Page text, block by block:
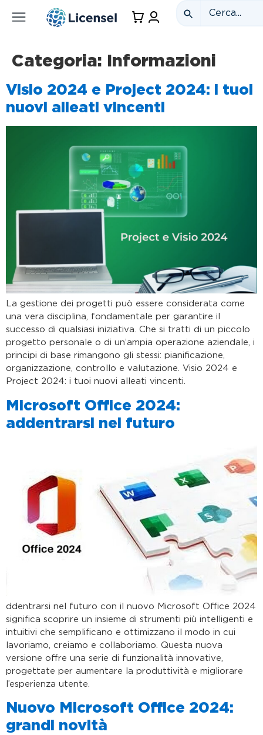
Categoria: Informazioni
Visio 2024 e Project 2024: i tuoi
nuovi alleati vincenti
La gestione dei progetti può essere considerata come
una vera disciplina, fondamentale per garantire il
successo di qualsiasi iniziativa. Che si tratti di un piccolo
progetto personale o di un’ampia operazione aziendale, i
principi di base rimangono gli stessi: pianificazione,
organizzazione, controllo e valutazione. Visio 2024 e
Project 2024: i tuoi nuovi alleati vincenti.
Microsoft Office 2024:
addentrarsi nel futuro
ddentrarsi nel futuro con il nuovo Microsoft Office 2024
significa scoprire un insieme di strumenti più intelligenti e
intuitivi che semplificano e ottimizzano il modo in cui
lavoriamo, creiamo e collaboriamo. Questa nuova
versione offre una serie di funzionalità innovative,
progettate per aumentare la produttività e migliorare
l’esperienza utente.
Nuovo Microsoft Office 2024:
grandi novità